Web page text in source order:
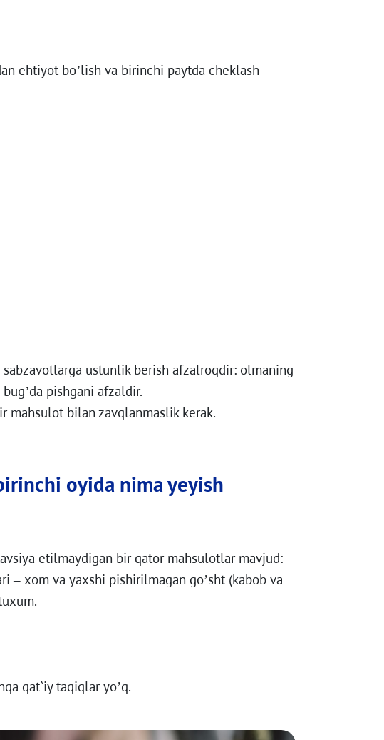
ehtiyot bo’lish va birinchi paytda cheklash
ustunlik berish afzalroqdir: olmaning
pishgani afzaldir.
mahsulot bilan zavqlanmaslik kerak.
oyida nima yeyish
etilmaydigan bir qator mahsulotlar mavjud:
– xom va yaxshi pishirilmagan go’sht (kabob va
qat`iy taqiqlar yo’q.